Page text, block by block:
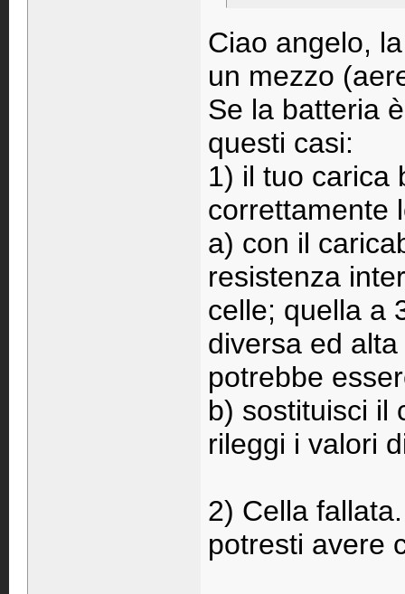
Ciao angelo,
un mezzo
Se la batteria
questi casi:
1) il tuo carica
correttamente
a) con il
resistenza
celle; quella a
diversa ed
potrebbe
b) sostituisci il
rileggi i valori
2) Cella
potresti avere